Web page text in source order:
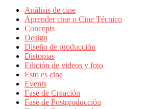
Análisis de cine
Aprender cine o Cine Técnico
Concepts
Design
Diseño de producción
Distopias
Edición de videos y foto
Esto es cine
Events
Fase de Creación
Fase de Postproducción